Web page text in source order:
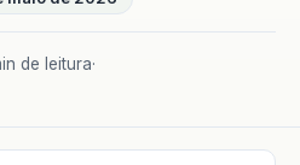
de leitura·